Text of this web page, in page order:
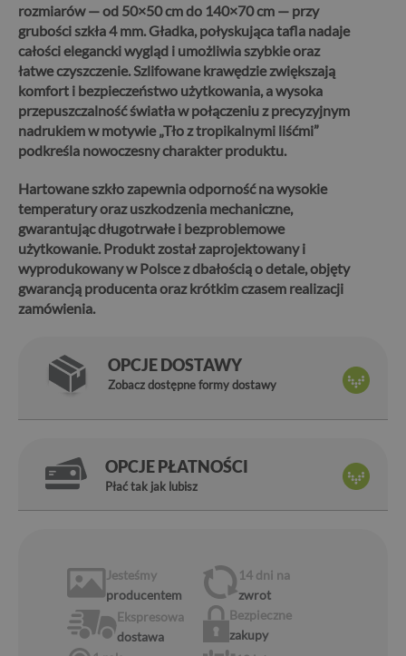
rozmiarów — od 50×50 cm do 140×70 cm — przy
grubości szkła 4 mm. Gładka, połyskująca tafla nadaje
całości elegancki wygląd i umożliwia szybkie oraz
łatwe czyszczenie.Szlifowane krawędzie zwiększają
komfort i bezpieczeństwo użytkowania, a wysoka
przepuszczalność światła w połączeniu z precyzyjnym
nadrukiem w motywie „Tło z tropikalnymi liśćmi”
podkreśla nowoczesny charakter produktu.
Hartowane szkło zapewnia odporność na wysokie
temperatury oraz uszkodzenia mechaniczne,
gwarantując długotrwałe i bezproblemowe
użytkowanie. Produkt został zaprojektowany i
wyprodukowany w Polsce z dbałością o detale, objęty
gwarancją producenta oraz krótkim czasem realizacji
zamówienia.
OPCJE DOSTAWY
Zobacz dostępne formy dostawy
OPCJE PŁATNOŚCI
Płać tak jak lubisz
Jesteśmy
producentem
14 dni na
zwrot
Ekspresowa
dostawa
Bezpieczne
zakupy